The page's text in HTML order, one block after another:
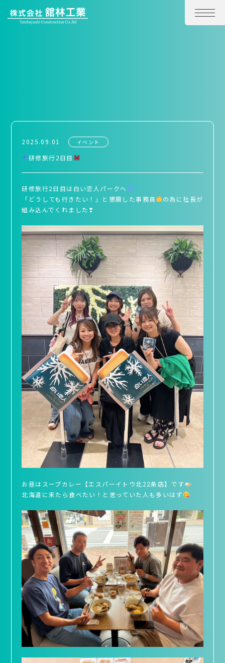
2025.09.01 イベント
研修旅行2日目
研修旅行2日目は白い恋人パークへ
「どうしても行きたい！」と懇願した事務員
の為に社長が
組み込んでくれました❣
お昼はスープカレー【エスパーイトウ北22条店】です
北海道に来たら食べたい！と思っていた人も多いはず